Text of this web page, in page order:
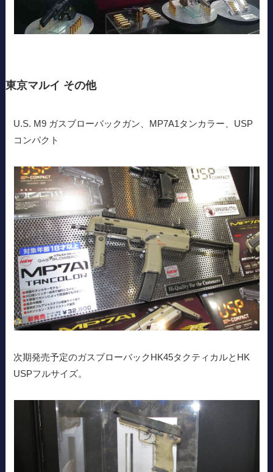
東京マルイ その他
U.S. M9 ガスブローバックガン、MP7A1タンカラー、USP
コンパクト
次期発売予定のガスブローバックHK45タクティカルとHK
USPフルサイズ。